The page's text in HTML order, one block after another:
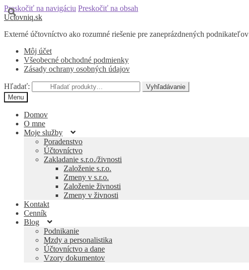
Preskočiť na navigáciu Preskočiť na obsah
Uctovniq.sk
Externé účtovníctvo ako rozumné riešenie pre zaneprázdnených podnikateľov
Môj účet
Všeobecné obchodné podmienky
Zásady ochrany osobných údajov
Hľadať:
Vyhľadávanie
Menu
Domov
O mne
Moje služby
Poradenstvo
Účtovníctvo
Zakladanie s.r.o./živnosti
Založenie s.r.o.
Zmeny v s.r.o.
Založenie živnosti
Zmeny v živnosti
Kontakt
Cenník
Blog
Podnikanie
Mzdy a personalistika
Účtovníctvo a dane
Vzory dokumentov